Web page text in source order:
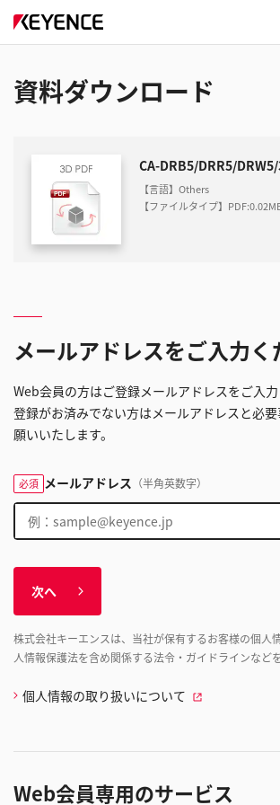
資料ダウンロード
CA-DRB5/DRR5/
【言語】Others
【ファイルタイプ】PDF:
メールアドレスをご入力く
Web会員の方はご登録メールアドレスをご入力
登録がお済みでない方はメールアドレスと必
願いいたします。
必須 メールアドレス （半角英数字）
次へ
株式会社キーエンスは、当社が保有するお客様の個人
人情報保護法を含め関係する法令・ガイドラインなど
個人情報の取り扱いについて
Web会員専用のサービス